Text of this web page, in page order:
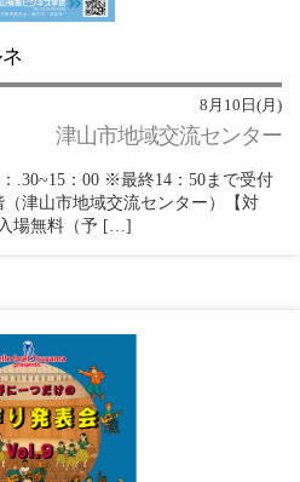
8月10日(月)
津山市地域交流センター
.30~15：00 ※最終14：50まで受付
津山市地域交流センター）【対
場無料（予 […]